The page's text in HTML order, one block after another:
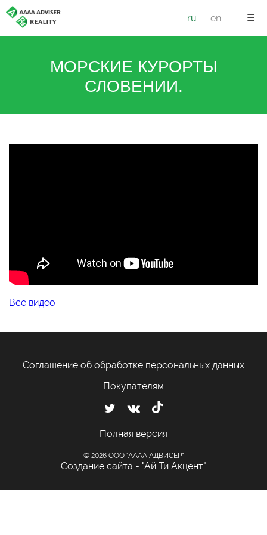
☰
ru en
МОРСКИЕ КУРОРТЫ
СЛОВЕНИИ.
Все видео
Соглашение об обработке персональных данных
Покупателям
Полная версия
© 2026 ООО "АААА АДВИСЕР"
Создание сайта - "Ай Ти Акцент"